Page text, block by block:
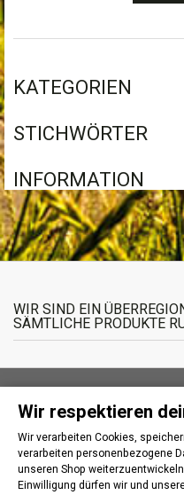
KATEGORIEN
STICHWÖRTER
INFORMATION
WIR SIND EIN
SÄMTLICHE PRODUKTE
INFORMATIONEN
IHR KUNDENBEREICH
Wir respektieren
Wir verarbeiten Cookies,
verarbeiten personenbezogene
unseren Shop
Einwilligung dürfen wir und